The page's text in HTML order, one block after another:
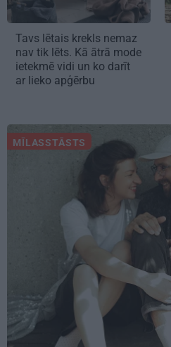
Tavs lētais krekls nemaz
nav tik lēts. Kā ātrā mode
ietekmē vidi un ko darīt
ar lieko apģērbu
MĪLASSTĀSTS